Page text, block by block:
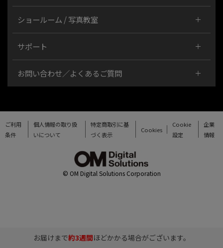
お届けまで約3週間ほどかかる場合がございます。
ショールーム / 写真教室
サポート
お問い合わせ／よくあるご質問
ご利用
条件
個人情報の取り扱
いについて
特定商取引に基
づく表示
Cookies
Cookie
設定
企業
情報
© OM Digital Solutions Corporation